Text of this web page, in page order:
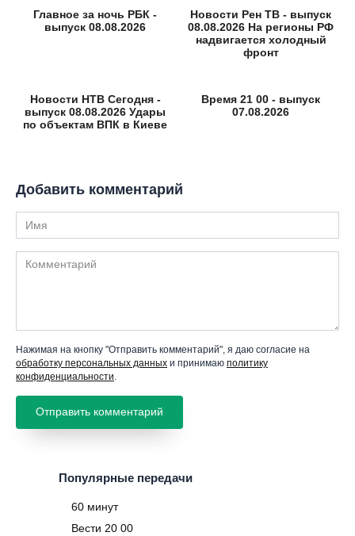
Главное за ночь РБК -
выпуск 08.08.2026
Новости Рен ТВ - выпуск
08.08.2026 На регионы РФ
надвигается холодный
фронт
Новости НТВ Сегодня -
выпуск 08.08.2026 Удары
по объектам ВПК в Киеве
Время 21 00 - выпуск
07.08.2026
Добавить комментарий
Имя
Комментарий
Нажимая на кнопку "Отправить комментарий", я даю согласие на
обработку персональных данных и принимаю политику
конфиденциальности
Популярные передачи
60 минут
Вести 20 00